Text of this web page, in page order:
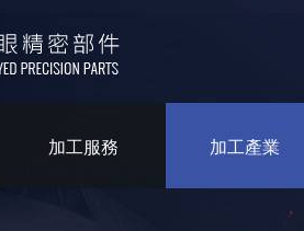
加工服務 加工產業